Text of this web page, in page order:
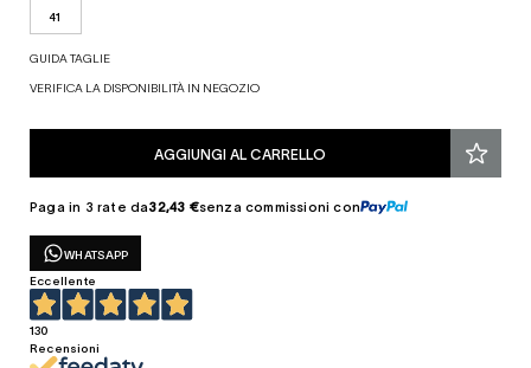
41
GUIDA TAGLIE
VERIFICA LA DISPONIBILITÀ IN NEGOZIO
AGGIUNGI AL CARRELLO
Paga in 3 rate da32,43 €senza commissioni con
WHATSAPP
Eccellente
130
Recensioni